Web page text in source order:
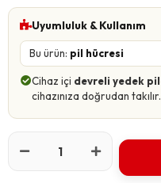
Uyumluluk & Kullanım
Bu ürün: pil hücresi
Cihaz içi devreli yedek
cihazınıza doğrudan takılır.